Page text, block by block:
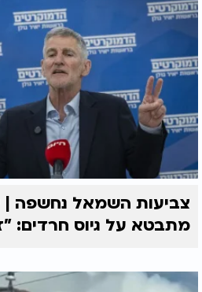
צביעות השמאל נחשפה |
מתבטא על גיוס חרדים: